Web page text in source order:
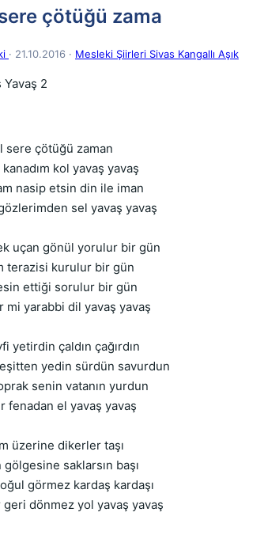
çötüğü zama
· 21.10.2016 · Mesleki Şiirleri Sivas Kangallı Aşık
Yavaş 2
sere çötüğü zaman
kanadım kol yavaş yavaş
nasip etsin din ile iman
sel yavaş yavaş
uçan gönül yorulur bir gün
terazisi kurulur bir gün
ettiği sorulur bir gün
mi yarabbi dil yavaş yavaş
yetirdin çaldın çağırdın
yedin sürdün savurdun
senin vatanın yurdun
fenadan el yavaş yavaş
üzerine dikerler taşı
gölgesine saklarsın başı
görmez kardaş kardaşı
geri dönmez yol yavaş yavaş